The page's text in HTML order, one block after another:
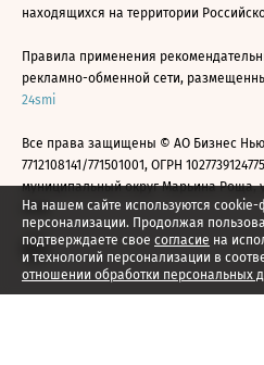
На нашем сайте используются
персонализации. Продолжая
подтверждаете свое согласие на
и технологий персонализации в
отношении обработки персональных
находящихся на территории
Правила применения
рекламно-обменной сети,
24smi
Все права защищены © АО Бизнес
7712108141/771501001, ОГРН
муниципальный округ Марьина Роща,
2026